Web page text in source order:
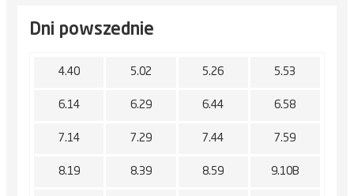
Dni powszednie
4.40 5.02 5.26 5.53
6.14 6.29 6.44 6.58
7.14 7.29 7.44 7.59
8.19 8.39 8.59 9.10B